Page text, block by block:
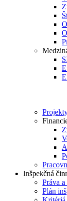
Inšpekčná
Práva
Plán